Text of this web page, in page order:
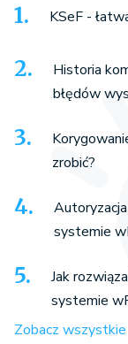
KSeF -
Historia
błędów
zrobić?
systemie
Jak
systemie
Zobacz wszystkie